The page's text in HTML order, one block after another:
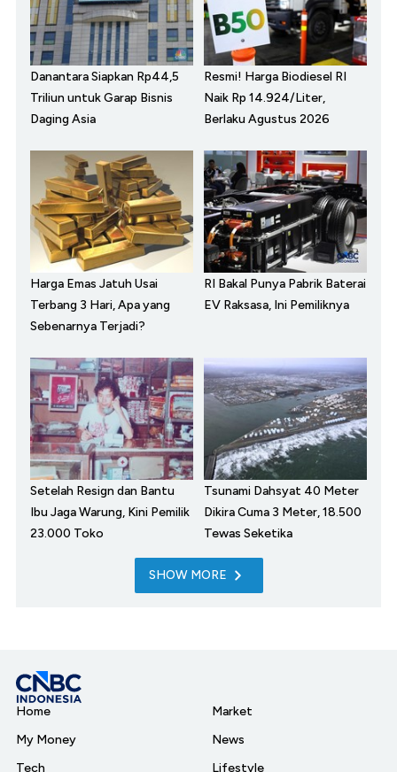
Danantara Siapkan Rp44,5
Triliun untuk Garap Bisnis
Daging Asia
Resmi! Harga Biodiesel RI
Naik Rp 14.924/Liter,
Berlaku Agustus 2026
Harga Emas Jatuh Usai
Terbang 3 Hari, Apa yang
Sebenarnya Terjadi?
RI Bakal Punya Pabrik Baterai
EV Raksasa, Ini Pemiliknya
Setelah Resign dan Bantu
Ibu Jaga Warung, Kini Pemilik
23.000 Toko
Tsunami Dahsyat 40 Meter
Dikira Cuma 3 Meter, 18.500
Tewas Seketika
SHOW MORE
Home
My Money
Tech
Market
News
Lifestyle